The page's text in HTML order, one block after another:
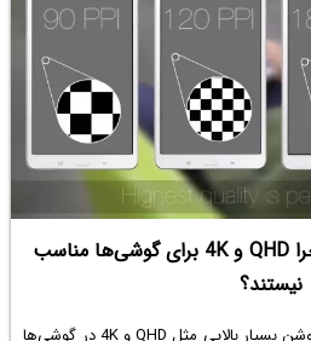
تراکم پیکسلی چیست و چرا QHD و 4K برای گوشی‌ها مناسب
نیستند؟
تراکم پیکسلی چیست و آیا رزولوشن بسیار بالایی مثل QHD و 4K در گوشی‌ها